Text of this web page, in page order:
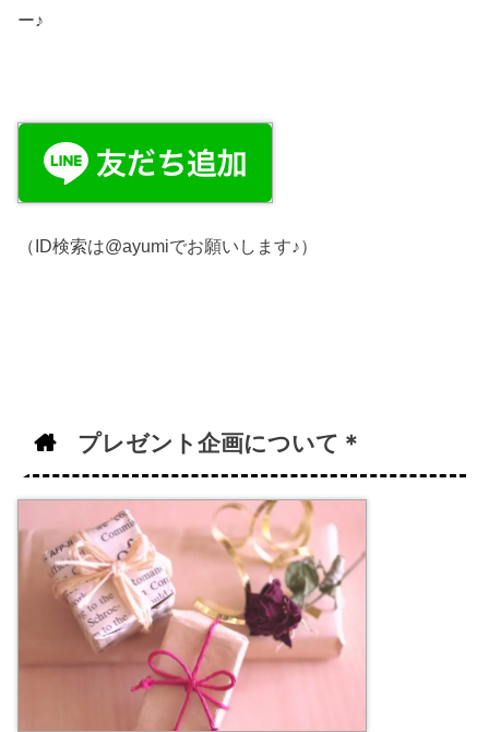
ー♪
（ID検索は@ayumiでお願いします♪）
プレゼント企画について＊